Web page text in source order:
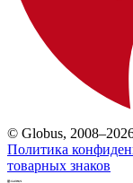
© Globus,
Политика
товарных знаков